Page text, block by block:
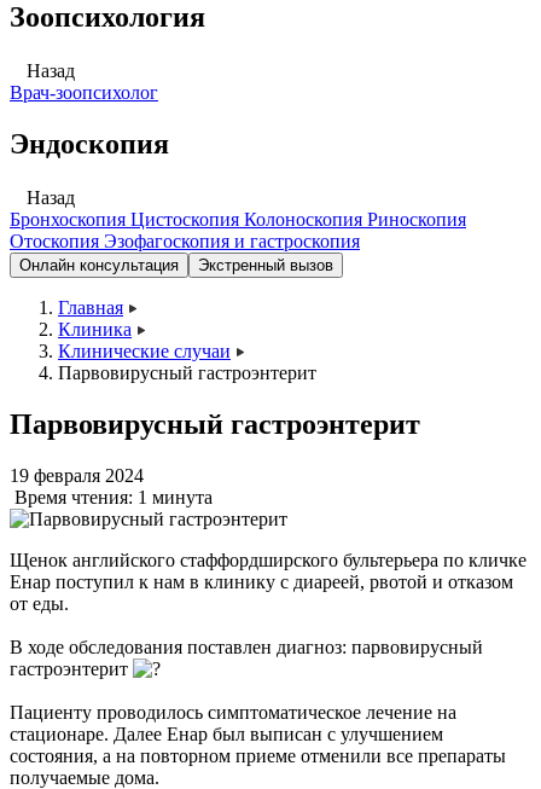
Зоопсихология
Назад
Врач-зоопсихолог
Эндоскопия
Назад
Бронхоскопия Цистоскопия Колоноскопия Риноскопия
Отоскопия Эзофагоскопия и гастроскопия
Онлайн консультация Экстренный вызов
Главная
Клиника
Клинические случаи
Парвовирусный гастроэнтерит
Парвовирусный гастроэнтерит
19 февраля 2024
Время чтения: 1 минута
Щенок английского стаффордширского бультерьера по кличке
Енар поступил к нам в клинику с диареей, рвотой и отказом
от еды.
В ходе обследования поставлен диагноз: парвовирусный
гастроэнтерит
Пациенту проводилось симптоматическое лечение на
стационаре. Далее Енар был выписан с улучшением
состояния, а на повторном приеме отменили все препараты
получаемые дома.